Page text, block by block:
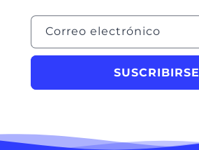
Correo electrónico
SUSCRIBIRSE